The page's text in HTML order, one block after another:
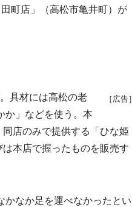
町店」（高松市亀井町）が
［広告］
具材には高松の老
か」などを使う。本
店のみで提供する「ひな姫
本店で握ったものを販売す
なか足を運べなかったとい